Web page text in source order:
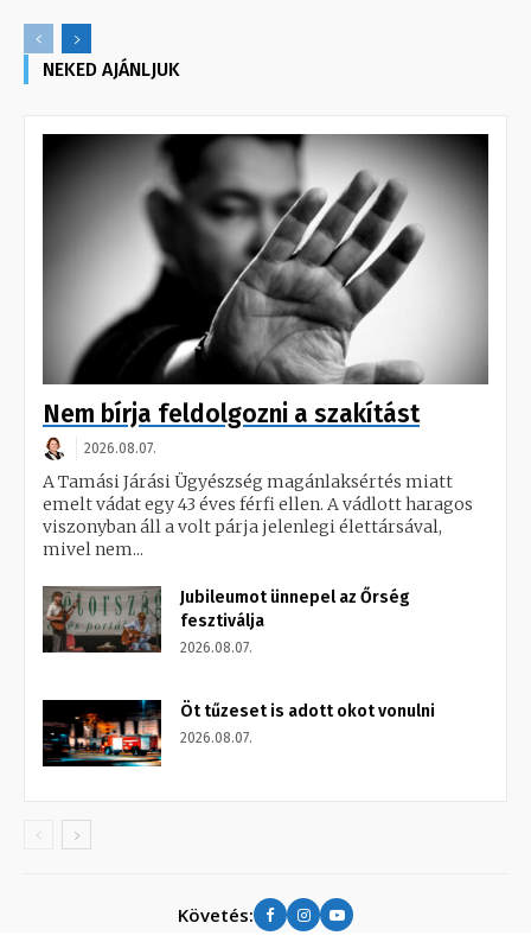
NEKED AJÁNLJUK
Nem bírja feldolgozni a szakítást
2026.08.07.
A Tamási Járási Ügyészség magánlaksértés miatt
emelt vádat egy 43 éves férfi ellen. A vádlott haragos
viszonyban áll a volt párja jelenlegi élettársával,
mivel nem...
Jubileumot ünnepel az Őrség
fesztiválja
2026.08.07.
Öt tűzeset is adott okot vonulni
2026.08.07.
Követés: